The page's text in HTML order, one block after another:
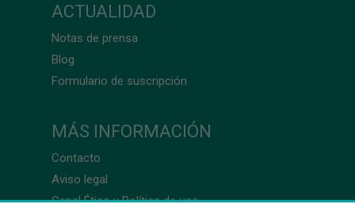
ACTUALIDAD
Notas de prensa
Blog
Formulario de suscripción
MÁS INFORMACIÓN
Contacto
Aviso legal
Canal Ético y Política de uso